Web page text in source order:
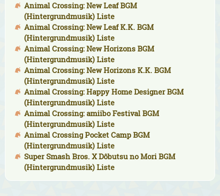
Animal Crossing: New Leaf BGM
(Hintergrundmusik) Liste
Animal Crossing: New Leaf K.K. BGM
(Hintergrundmusik) Liste
Animal Crossing: New Horizons BGM
(Hintergrundmusik) Liste
Animal Crossing: New Horizons K.K. BGM
(Hintergrundmusik) Liste
Animal Crossing: Happy Home Designer BGM
(Hintergrundmusik) Liste
Animal Crossing: amiibo Festival BGM
(Hintergrundmusik) Liste
Animal Crossing Pocket Camp BGM
(Hintergrundmusik) Liste
Super Smash Bros. X Dôbutsu no Mori BGM
(Hintergrundmusik) Liste